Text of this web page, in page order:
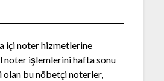
içi noter hizmetlerine
noter işlemlerini hafta sonu
olan bu nöbetçi noterler,